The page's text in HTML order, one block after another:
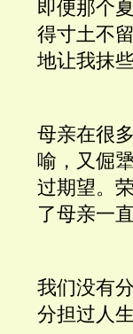
即便那个
得寸土不
地让我抹
母亲在很
喻，又倔
过期望。
了母亲一
我们没有
分担过人生